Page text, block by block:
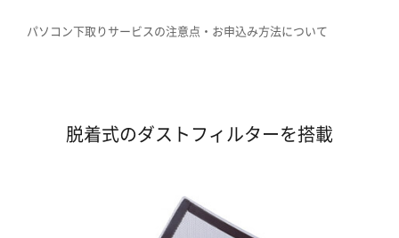
パソコン下取りサービスの注意点・お申込み方法について
脱着式のダストフィルターを搭載